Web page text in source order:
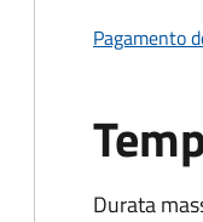
Pagamento
Durata